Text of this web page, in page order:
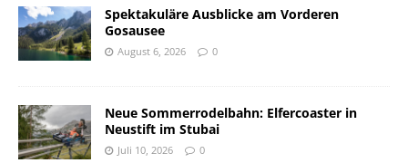
Spektakuläre Ausblicke am Vorderen
Gosausee
August 6, 2026 0
Neue Sommerrodelbahn: Elfercoaster in
Neustift im Stubai
Juli 10, 2026 0